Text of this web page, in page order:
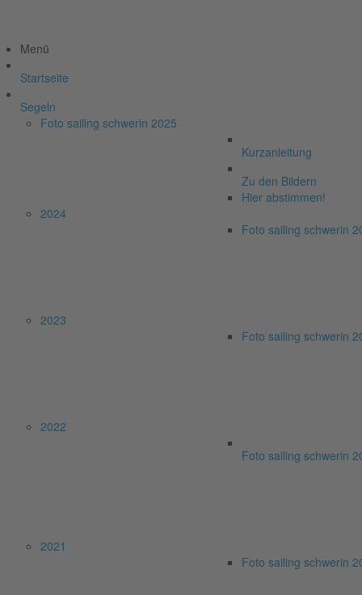
Menü
Startseite
Segeln
Foto sailing schwerin 2025
Kurzanleitung
Zu den Bildern
Hier abstimmen!
2024
Foto sailing schwerin
2023
Foto sailing schwerin
2022
Foto sailing schwerin
2021
Foto sailing schwerin